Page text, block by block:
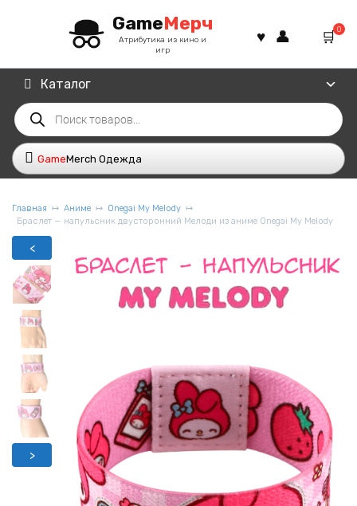
GameМерч
Атрибутика из кино и
игр
0
Каталог
Поиск
товаров
GameMerch Одежда
Главная Аниме
Onegai My Melody
Браслет — напульсник двусторонний Мелоди из аниме Onegai My Melody
<
>